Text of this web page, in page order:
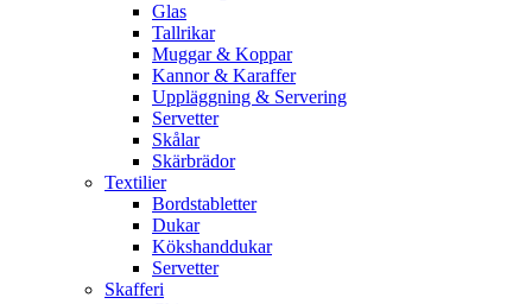
Glas
Tallrikar
Muggar & Koppar
Kannor & Karaffer
Uppläggning & Servering
Servetter
Skålar
Skärbrädor
Textilier
Bordstabletter
Dukar
Kökshanddukar
Servetter
Skafferi